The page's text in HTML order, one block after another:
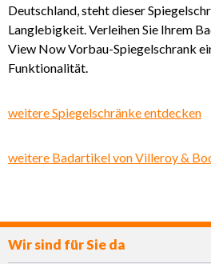
Deutschland, steht dieser
Langlebigkeit. Verleihen Sie Ihrem
View Now Vorbau-Spiegelschrank
Funktionalität.
weitere Spiegelschränke entdecken
weitere Badartikel von Villeroy &
Wir sind für Sie da